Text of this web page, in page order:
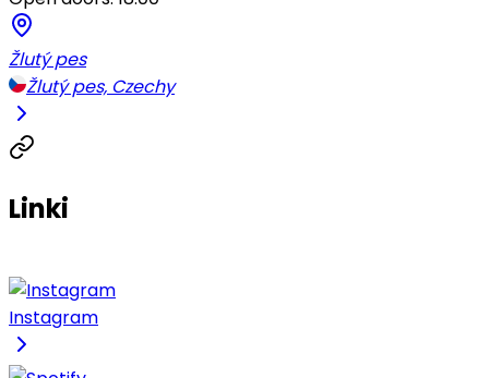
Žlutý pes
Žlutý pes, Czechy
Linki
Instagram